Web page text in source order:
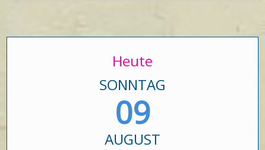
Heute
SONNTAG
09
AUGUST